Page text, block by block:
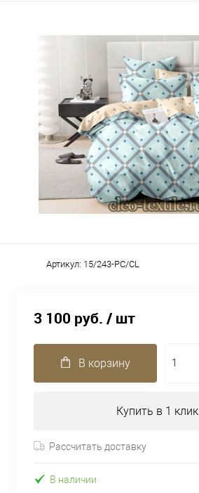
Артикул: 15/243-PC/CL
3 100 руб. / шт
В корзину
Купить в 1 клик
Рассчитать доставку
В наличии